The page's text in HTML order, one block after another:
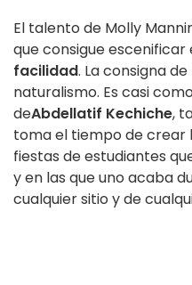
El talento de Molly
que consigue
facilidad. La consigna
naturalismo. Es casi
deAbdellatif Kechiche,
toma el tiempo de crear
fiestas de estudiantes
y en las que uno acaba
cualquier sitio y de